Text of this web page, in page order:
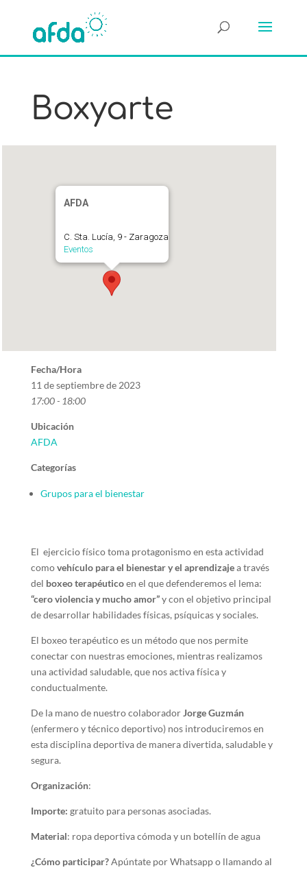
Boxyarte
AFDA
C. Sta. Lucía, 9 - Zaragoza
Eventos
Fecha/Hora
11 de septiembre de 2023
17:00 - 18:00
Ubicación
AFDA
Categorías
Grupos para el bienestar
El ejercicio físico toma protagonismo en esta actividad
comovehículo para el bienestar y el aprendizajea través
del boxeo terapéuticoen el que defenderemos el lema:
“cero violencia y mucho amor”y con el objetivo principal
de desarrollar habilidades físicas, psíquicas y sociales.
El boxeo terapéutico es un método que nos permite
conectar con nuestras emociones, mientras realizamos
una actividad saludable, que nos activa física y
conductualmente.
De la mano de nuestro colaborador Jorge Guzmán
(enfermero y técnico deportivo) nos introduciremos en
esta disciplina deportiva de manera divertida, saludable y
segura.
Organización:
Importe: gratuito para personas asociadas.
Material: ropa deportiva cómoda y un botellín de agua
¿Cómo participar?Apúntate por Whatsapp o llamando al